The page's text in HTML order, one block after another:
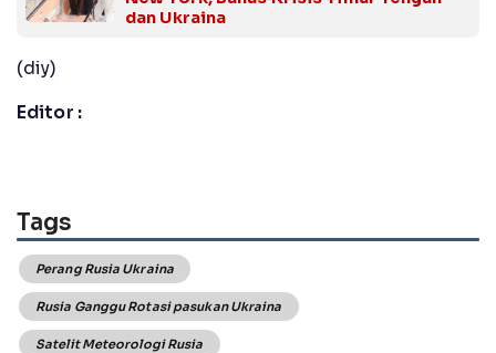
dan Ukraina
(diy)
Editor :
Tags
Perang Rusia Ukraina
Rusia Ganggu Rotasi pasukan Ukraina
Satelit Meteorologi Rusia